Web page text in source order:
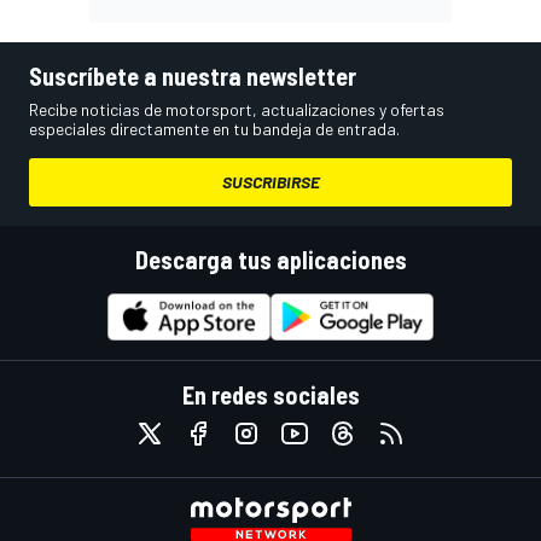
Suscríbete a nuestra newsletter
Recibe noticias de motorsport, actualizaciones y ofertas
especiales directamente en tu bandeja de entrada.
SUSCRIBIRSE
Descarga tus aplicaciones
En redes sociales